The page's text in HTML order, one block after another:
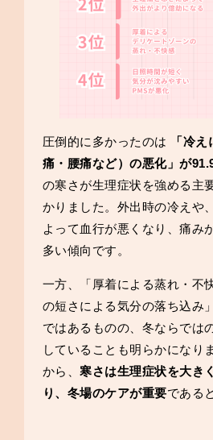
圧倒的に多かったのは
「冷
痛・腰痛など）の悪化」が
の寒さが生理症状を強める主
かりました。外出時の冷えや
よって血行が悪くなり、痛み
多い傾向です。
一方、「厚着による蒸れ・不
の短さによる気分の落ち込み
ではあるものの、冬ならでは
していることも明らかになり
から、 寒さは生理症状を大き
り、冬場のケアが重要である